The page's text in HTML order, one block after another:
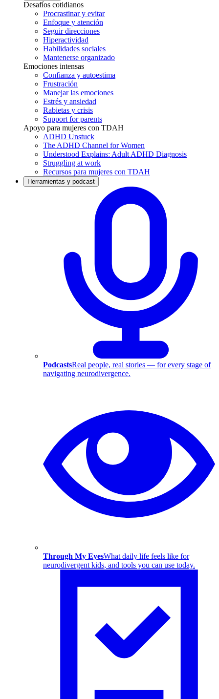
Desafíos cotidianos
Procrastinar y evitar
Enfoque y atención
Seguir direcciones
Hiperactividad
Habilidades sociales
Mantenerse organizado
Emociones intensas
Confianza y autoestima
Frustración
Manejar las emociones
Estrés y ansiedad
Rabietas y crisis
Support for parents
Apoyo para mujeres con TDAH
ADHD Unstuck
The ADHD Channel for Women
Understood Explains: Adult ADHD Diagnosis
Struggling at work
Recursos para mujeres con TDAH
Herramientas y podcast
PodcastsReal people, real stories — for every stage of
navigating neurodivergence.
Through My EyesWhat daily life feels like for
neurodivergent kids, and tools you can use today.